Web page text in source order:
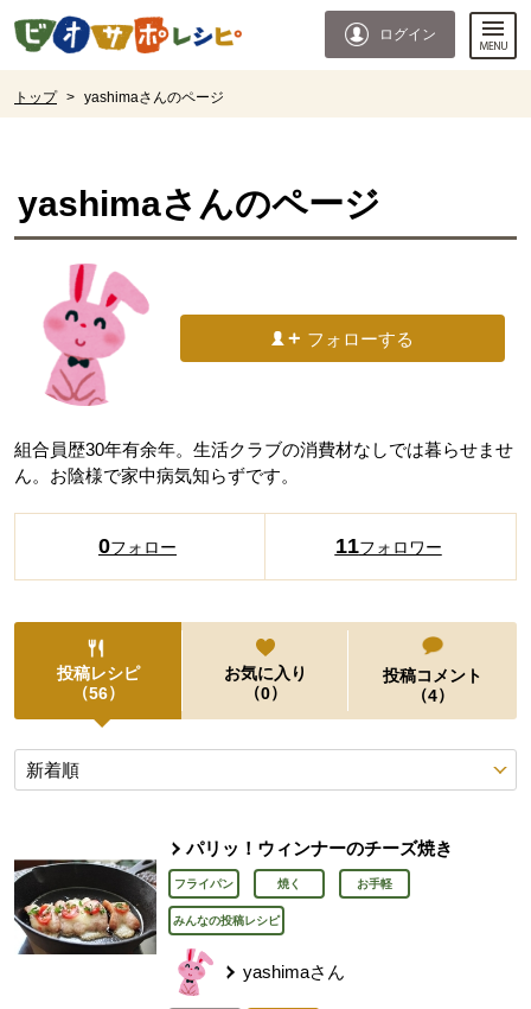
ページの先頭です。
ログイン
トップ > yashimaさんのページ
yashimaさんのページ
フォローする
組合員歴30年有余年。生活クラブの消費材なしでは暮らせませ
ん。お陰様で家中病気知らずです。
0フォロー 11フォロワー
投稿レシピ
（56）
お気に入り
（0）
投稿コメント
（4）
投稿レシピ
パリッ！ウィンナーのチーズ焼き
フライパン 焼く お手軽
みんなの投稿レシピ
yashimaさん